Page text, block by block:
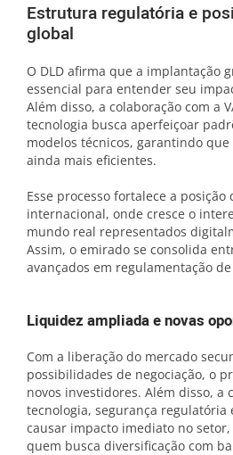
Estrutura regulatória e
global
O DLD afirma que a implantação
essencial para entender seu
Além disso, a colaboração com a
tecnologia busca aperfeiçoar
modelos técnicos, garantindo que
ainda mais eficientes.
Esse processo fortalece a
internacional, onde cresce o
mundo real representados
Assim, o emirado se consolida
avançados em regulamentação
Liquidez ampliada e novas
Com a liberação do mercado
possibilidades de negociação, o
novos investidores. Além disso, a
tecnologia, segurança regulatória
causar impacto imediato no
quem busca diversificação com